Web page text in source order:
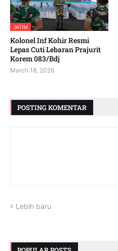
JATIM
Kolonel Inf Kohir Resmi
Lepas Cuti Lebaran Prajurit
Korem 083/Bdj
March 18, 2026
POSTING KOMENTAR
Lebih baru